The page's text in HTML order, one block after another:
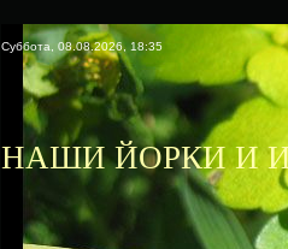
Суббота, 08.08.2026, 18:35
НАШИ ЙОРКИ И